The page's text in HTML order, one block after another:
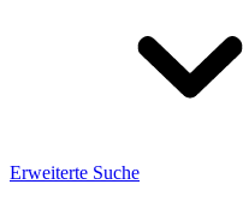
Erweiterte Suche